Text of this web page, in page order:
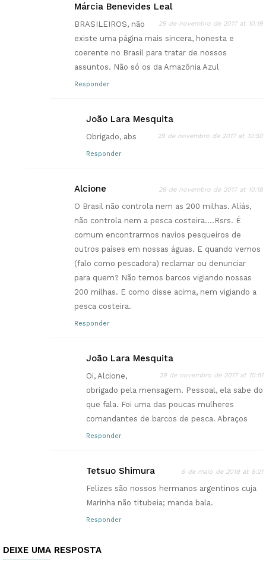
Márcia Benevides Leal
29 de novembro de 2017 at 10:19
BRASILEIROS, não
existe uma página mais sincera, honesta e
coerente no Brasil para tratar de nossos
assuntos. Não só os da Amazônia Azul
Responder
João Lara Mesquita
29 de novembro de 2017 at 10:50
Obrigado, abs
Responder
Alcione 29 de novembro de 2017 at 10:18
O Brasil não controla nem as 200 milhas. Aliás,
não controla nem a pesca costeira….Rsrs. É
comum encontrarmos navios pesqueiros de
outros países em nossas águas. E quando vemos
(falo como pescadora) reclamar ou denunciar
para quem? Não temos barcos vigiando nossas
200 milhas. E como disse acima, nem vigiando a
pesca costeira.
Responder
João Lara Mesquita
29 de novembro de 2017 at 10:51
Oi, Alcione,
obrigado pela mensagem. Pessoal, ela sabe do
que fala. Foi uma das poucas mulheres
comandantes de barcos de pesca. Abraços
Responder
Tetsuo Shimura 6 de maio de 2019 at 8:21
Felizes são nossos hermanos argentinos cuja
Marinha não titubeia; manda bala.
Responder
DEIXE UMA RESPOSTA